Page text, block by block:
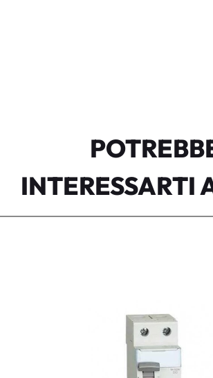
INTERESSARTI